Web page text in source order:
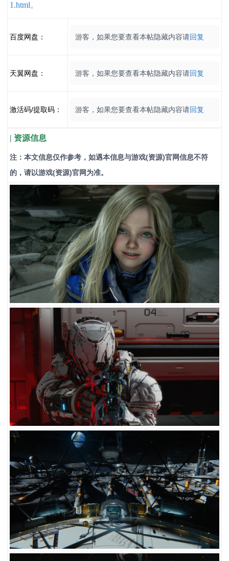
1.html。
百度网盘： 游客，如果您要查看本帖隐藏内容请回复
天翼网盘： 游客，如果您要查看本帖隐藏内容请回复
激活码/提取码： 游客，如果您要查看本帖隐藏内容请回复
| 资源信息
注：本文信息仅作参考，如遇本信息与游戏(资源)官网信息不符
的，请以游戏(资源)官网为准。